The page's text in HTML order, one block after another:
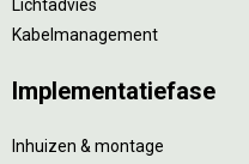
Lichtadvies
Kabelmanagement
Implementatiefase
Inhuizen & montage